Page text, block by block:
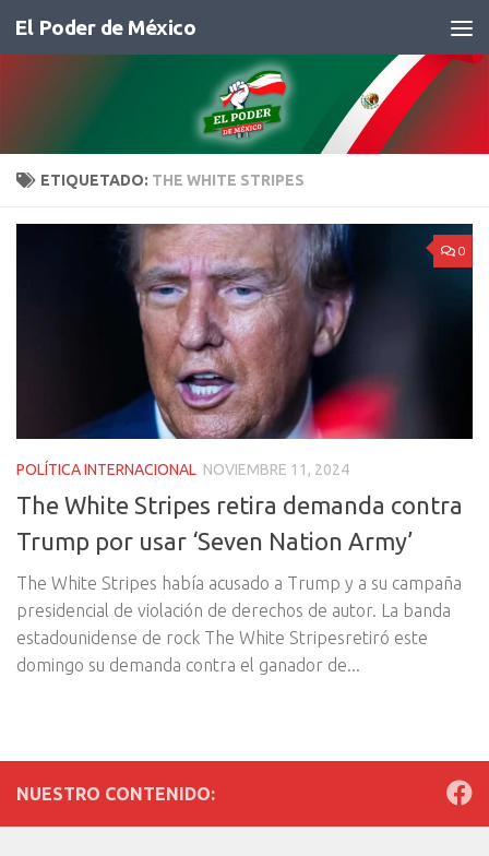
Saltar al contenido
El Poder de México
ETIQUETADO: THE WHITE STRIPES
0
POLÍTICA INTERNACIONAL NOVIEMBRE 11, 2024
The White Stripes retira demanda contra
Trump por usar ‘Seven Nation Army’
The White Stripes había acusado a Trump y a su campaña
presidencial de violación de derechos de autor. La banda
estadounidense de rock The White Stripesretiró este
domingo su demanda contra el ganador de...
NUESTRO CONTENIDO: